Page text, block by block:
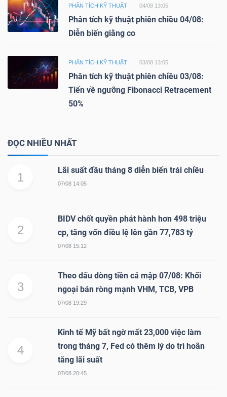
PHÂN TÍCH KỸ THUẬT 04/08 13:05
Phân tích kỹ thuật phiên chiều 04/08:
Diễn biến giằng co
PHÂN TÍCH KỸ THUẬT 03/08 13:05
Phân tích kỹ thuật phiên chiều 03/08:
Tiến về ngưỡng Fibonacci Retracement
50%
ĐỌC NHIỀU NHẤT
1
Lãi suất đầu tháng 8 diễn biến trái chiều
07/08 14:05
2
BIDV chốt quyền phát hành hơn 498 triệu
cp, tăng vốn điều lệ lên gần 77,783 tỷ
07/08 15:12
3
Theo dấu dòng tiền cá mập 07/08: Khối
ngoại bán ròng mạnh VHM, TCB, VPB
07/08 19:29
4
Kinh tế Mỹ bất ngờ mất 23,000 việc làm
trong tháng 7, Fed có thêm lý do trì hoãn
tăng lãi suất
07/08 20:45